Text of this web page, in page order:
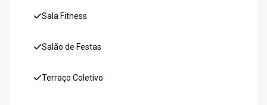
Sala Fitness
Salão de Festas
Terraço Coletivo